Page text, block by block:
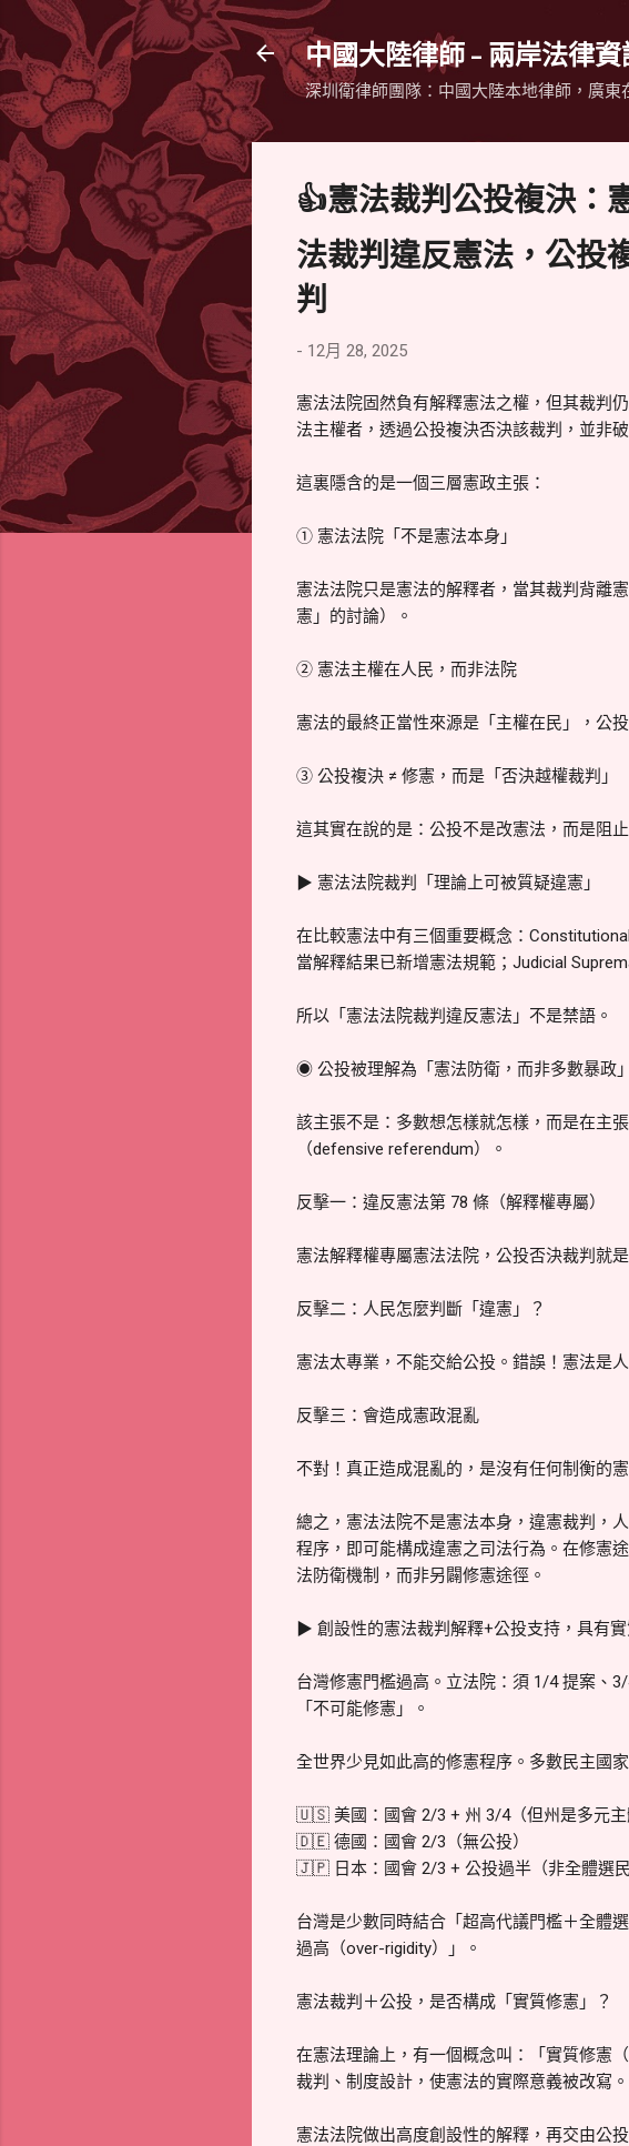
中國大陸律師 - 兩岸法律資
深圳衛律師團隊：中國大陸本地律師，廣東
👍憲法裁判公投複決：
法裁判違反憲法，公投
判
- 12月 28, 2025
憲法法院固然負有解釋憲法之權，但其裁判
法主權者，透過公投複決否決該裁判，並非
這裏隱含的是一個三層憲政主張：
① 憲法法院「不是憲法本身」
憲法法院只是憲法的解釋者，當其裁判背離
憲」的討論）。
② 憲法主權在人民，而非法院
憲法的最終正當性來源是「主權在民」，公
③ 公投複決 ≠ 修憲，而是「否決越權裁判」
這其實在說的是：公投不是改憲法，而是阻
▶ 憲法法院裁判「理論上可被質疑違憲」
在比較憲法中有三個重要概念：
當解釋結果已新增憲法規範；Judicial
所以「憲法法院裁判違反憲法」不是禁語。
◉ 公投被理解為「憲法防衛，而非多數暴政」
該主張不是：多數想怎樣就怎樣，而是在主
（defensive referendum）。
反擊一：違反憲法第 78 條（解釋權專屬）
憲法解釋權專屬憲法法院，公投否決裁判就
反擊二：人民怎麼判斷「違憲」？
憲法太專業，不能交給公投。錯誤！憲法是
反擊三：會造成憲政混亂
不對！真正造成混亂的，是沒有任何制衡的憲
總之，憲法法院不是憲法本身，違憲裁判，
程序，即可能構成違憲之司法行為。在修憲
法防衛機制，而非另闢修憲途徑。
▶ 創設性的憲法裁判解釋+公投支持，具有
台灣修憲門檻過高。立法院：須 1/4 提案、
「不可能修憲」。
全世界少見如此高的修憲程序。多數民主國
🇺🇸 美國：國會 2/3 + 州 3/4（但州是多元主
🇩🇪 德國：國會 2/3（無公投）
🇯🇵 日本：國會 2/3 + 公投過半（非全體選民
台灣是少數同時結合「超高代議門檻＋全體
過高（over-rigidity）」。
憲法裁判＋公投，是否構成「實質修憲」？
在憲法理論上，有一個概念叫：「實質修憲
裁判、制度設計，使憲法的實際意義被改寫
憲法法院做出高度創設性的解釋，再交由公